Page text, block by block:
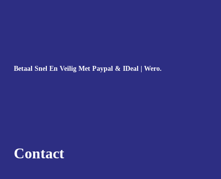
Betaal Snel En Veilig Met Paypal & IDeal | Wero.
Contact